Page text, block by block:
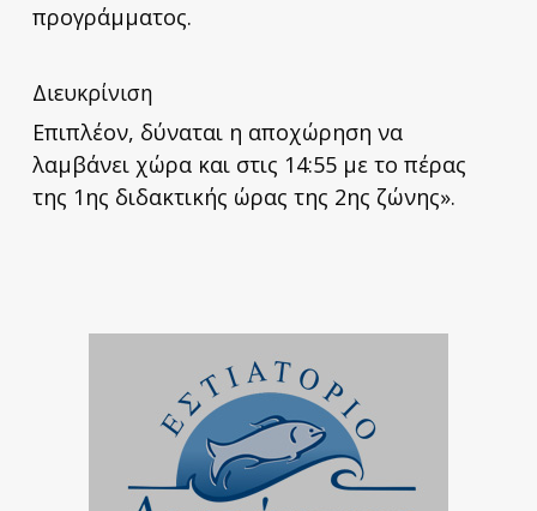
προγράμματος.
Διευκρίνιση
Επιπλέον, δύναται η αποχώρηση να
λαμβάνει χώρα και στις 14:55 με το πέρας
της 1ης διδακτικής ώρας της 2ης ζώνης».